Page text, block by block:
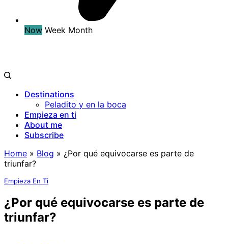
Now Week Month
Destinations
Peladito y en la boca
Empieza en ti
About me
Subscribe
Home » Blog » ¿Por qué equivocarse es parte de
triunfar?
Empieza En Ti
¿Por qué equivocarse es parte de
triunfar?